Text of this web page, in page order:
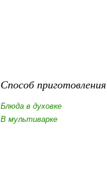
Способ приготовления
Блюда в духовке
В мультиварке